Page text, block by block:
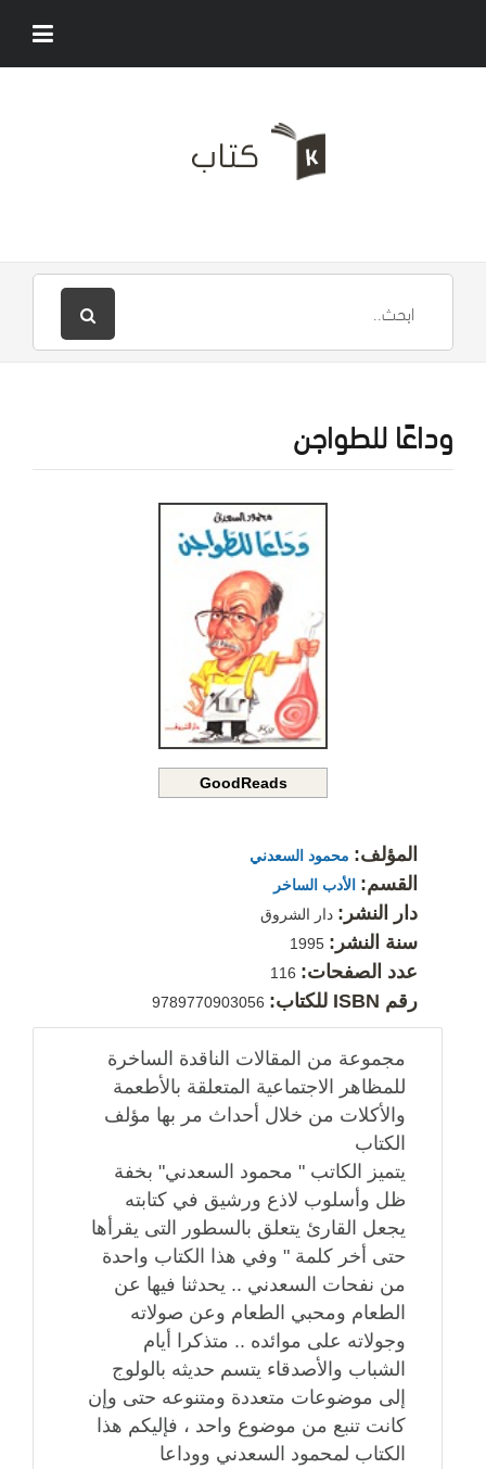
وداعًا للطواجن
GoodReads
المؤلف: محمود السعدني
القسم: الأدب الساخر
دار النشر: دار الشروق
سنة النشر:
عدد الصفحات:
رقم ISBN للكتاب: 9789770903056
مجموعة من المقالات الناقدة الساخرة
للمظاهر الاجتماعية المتعلقة بالأطعمة
والأكلات من خلال أحداث مر بها مؤلف
الكتاب
يتميز الكاتب " محمود السعدني" بخفة
ظل وأسلوب لاذع ورشيق في كتابته
يجعل القارئ يتعلق بالسطور التى يقرأها
حتى أخر كلمة " وفي هذا الكتاب واحدة
من نفحات السعدني .. يحدثنا فيها عن
الطعام ومحبي الطعام وعن صولاته
وجولاته على موائده .. متذكرا أيام
الشباب والأصدقاء يتسم حديثه بالولوج
إلى موضوعات متعددة ومتنوعه حتى وإن
كانت تنبع من موضوع واحد ، فإليكم هذا
الكتاب لمحمود السعدني ووداعا